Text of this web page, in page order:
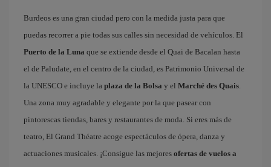
Burdeos es una gran ciudad pero con la medida justa para que
puedas recorrer a pie todas sus calles sin necesidad de vehículos. El
Puerto de la Luna que se extiende desde el Quai de Bacalan hasta
el de Paludate, en el centro de la ciudad, es Patrimonio Universal de
la UNESCO e incluye la plaza de la Bolsa y el Marché des Quais.
Una zona muy agradable y elegante por la que pasear con
pintorescas tiendas, bares y restaurantes de moda. Si eres más de
teatro, El Grand Théatre acoge espectáculos de ópera, danza y
actuaciones musicales. ¡Consigue las mejores ofertas de vuelos a